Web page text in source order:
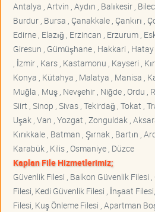
Antalya , Artvin , Aydın , Balıkesir ,
Burdur , Bursa , Çanakkale , Çankırı ,
Edirne , Elazığ , Erzincan , Erzurum ,
Giresun , Gümüşhane , Hakkari ,
, İzmir , Kars , Kastamonu , Kayseri ,
Konya , Kütahya , Malatya , Manisa ,
Muğla , Muş , Nevşehir , Niğde , Ordu ,
Siirt , Sinop , Sivas , Tekirdağ , Tokat ,
Uşak , Van , Yozgat , Zonguldak ,
Kırıkkale , Batman , Şırnak , Bartın ,
Karabük , Kilis , Osmaniye , Düzce
Kaplan File Hizmetlerimiz;
Güvenlik Filesi , Balkon Güvenlik Filesi
Filesi, Kedi Güvenlik Filesi , İnşaat
Filesi, Kuş Önleme Filesi , Apartman